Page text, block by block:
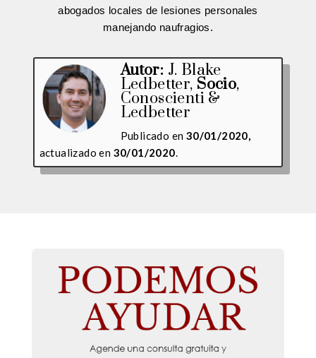
abogados locales de lesiones personales
manejando naufragios.
Autor: J. Blake
Ledbetter, Socio,
Conoscienti &
Ledbetter
Publicado en 30/01/2020,
actualizado en 30/01/2020.